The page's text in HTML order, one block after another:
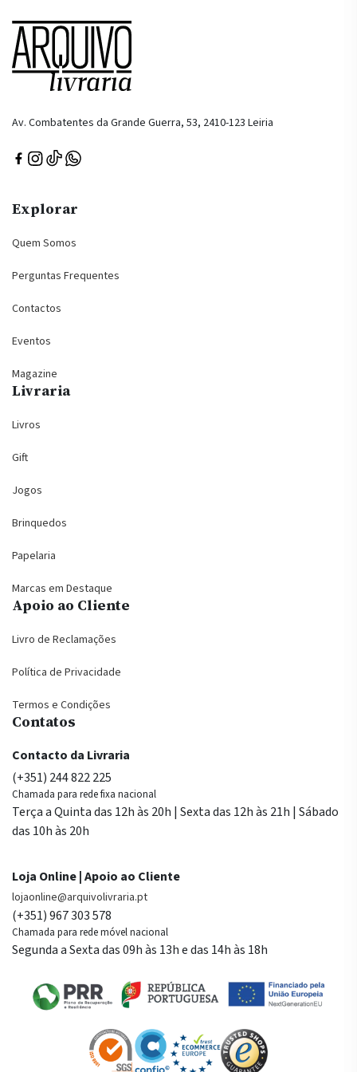
Av. Combatentes da Grande Guerra, 53, 2410-123 Leiria
Explorar
Quem Somos
Perguntas Frequentes
Contactos
Eventos
Magazine
Livraria
Livros
Gift
Jogos
Brinquedos
Papelaria
Marcas em Destaque
Apoio ao Cliente
Livro de Reclamações
Política de Privacidade
Termos e Condições
Contatos
Contacto da Livraria
(+351) 244 822 225
Chamada para rede fixa nacional
Terça a Quinta das 12h às 20h | Sexta das 12h às 21h | Sábado
das 10h às 20h
Loja Online | Apoio ao Cliente
lojaonline@arquivolivraria.pt
(+351) 967 303 578
Chamada para rede móvel nacional
Segunda a Sexta das 09h às 13h e das 14h às 18h